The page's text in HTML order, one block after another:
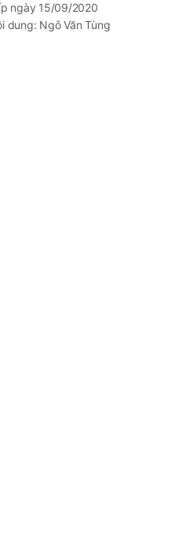
ngày 15/09/2020
dung: Ngô Văn Tùng